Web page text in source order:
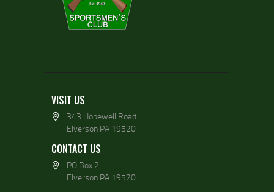
VISIT US
343 Hopewell Road
Elverson PA 19520
CONTACT US
PO Box 2
Elverson PA 19520